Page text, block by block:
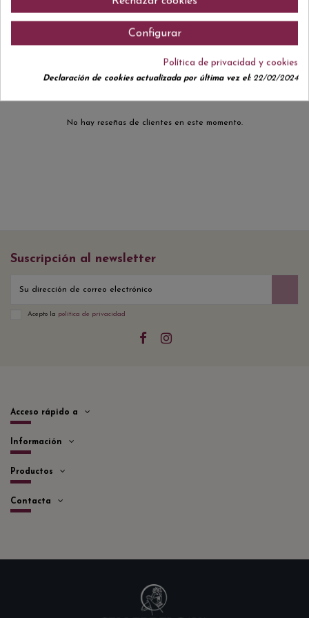
No hay reseñas de clientes en este momento.
Suscripción al newsletter
Acepto la política de privacidad
Acceso rápido a
Información
Productos
Contacta
Configurar
Política de privacidad y cookies
Declaración de cookies actualizada por última vez el:22/02/2024